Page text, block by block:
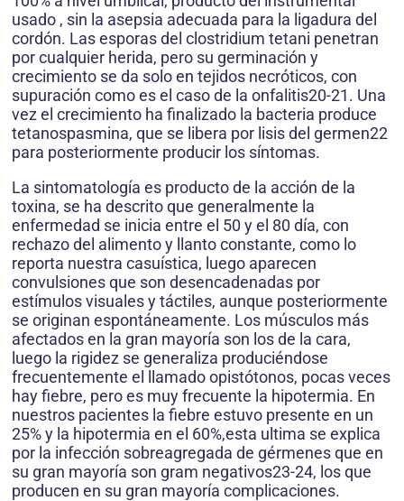
usado , sin la asepsia adecuada para la ligadura del
cordón. Las esporas del clostridium tetani penetran
por cualquier herida, pero su germinación y
crecimiento se da solo en tejidos necróticos, con
supuración como es el caso de la onfalitis20-21. Una
vez el crecimiento ha finalizado la bacteria produce
tetanospasmina, que se libera por lisis del germen22
para posteriormente producir los síntomas.
La sintomatología es producto de la acción de la
toxina, se ha descrito que generalmente la
enfermedad se inicia entre el 50 y el 80 día, con
rechazo del alimento y llanto constante, como lo
reporta nuestra casuística, luego aparecen
convulsiones que son desencadenadas por
estímulos visuales y táctiles, aunque posteriormente
se originan espontáneamente. Los músculos más
afectados en la gran mayoría son los de la cara,
luego la rigidez se generaliza produciéndose
frecuentemente el llamado opistótonos, pocas veces
hay fiebre, pero es muy frecuente la hipotermia. En
nuestros pacientes la fiebre estuvo presente en un
25% y la hipotermia en el 60%,esta ultima se explica
por la infección sobreagregada de gérmenes que en
su gran mayoría son gram negativos23-24, los que
producen en su gran mayoría complicaciones.